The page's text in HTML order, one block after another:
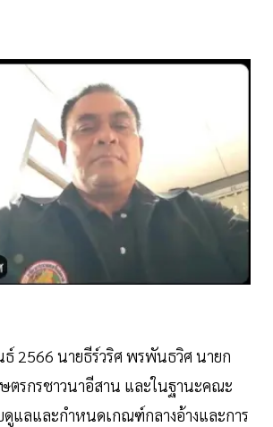
2566 นายธีร์วริศ พรพันธวิศ นายก
ษตรกรชาวนาอีสาน และในฐานะคณะ
ดูแลและกำหนดเกณฑ์กลางอ้างและการ